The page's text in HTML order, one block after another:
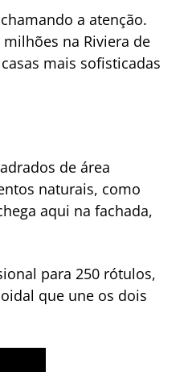
a atenção.
na Riviera de
mais sofisticadas
de área
naturais, como
aqui na fachada,
para 250 rótulos,
que une os dois